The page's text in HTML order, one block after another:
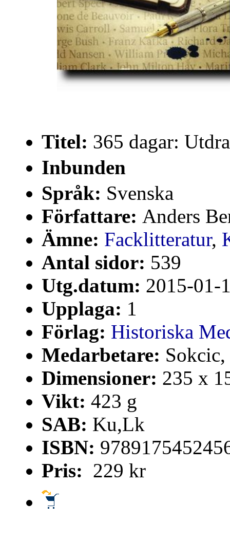
Titel: 365 dagar:
Inbunden
Språk: Svenska
Författare: Anders
Ämne: Facklitteratur,
Antal sidor: 539
Utg.datum: 2015-01-
Upplaga: 1
Förlag: Historiska
Medarbetare:
Dimensioner: 235 x
Vikt: 423 g
SAB: Ku,Lk
ISBN:
Pris: 229 kr